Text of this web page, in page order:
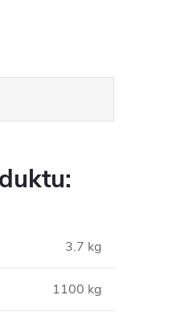
3.7 kg
1100 kg